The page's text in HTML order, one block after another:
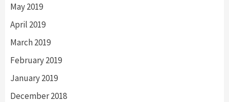
May 2019
April 2019
March 2019
February 2019
January 2019
December 2018